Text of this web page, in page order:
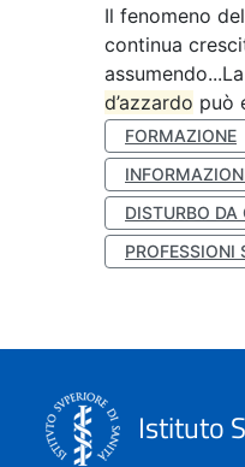
Il fenomeno
continua
d’azzardo può
FORMAZIONE
DISTURBO DA
PROFESSIONI
Istituto